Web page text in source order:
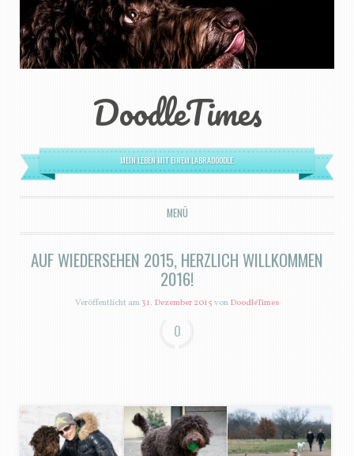
DoodleTimes
MEIN LEBEN MIT EINEM LABRADOODLE.
MENÜ
ZUM INHALT SPRINGEN
AUF WIEDERSEHEN 2015, HERZLICH WILLKOMMEN
2016!
Veröffentlicht am31. Dezember 2015vonDoodleTimes
0